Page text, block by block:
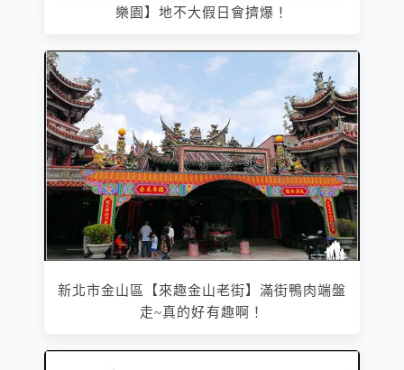
樂園】地不大假日會擠爆！
新北市金山區【來趣金山老街】滿街鴨肉端盤
走~真的好有趣啊！